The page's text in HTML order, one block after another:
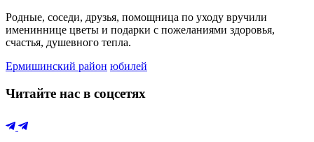
Родные, соседи, друзья, помощница по уходу вручили
имениннице цветы и подарки с пожеланиями здоровья,
счастья, душевного тепла.
Ермишинский район юбилей
Читайте нас в соцсетях